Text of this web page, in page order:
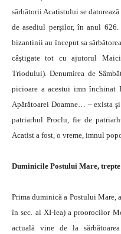
sărbătorii Acatistului se
de asediul perşilor, în anul 626.
bizantinii au început sa
câştigate tot cu ajutorul
Triodului). Denumirea de
picioare a acestui imn închinat
Apărătoarei Doamne… – exista
patriarhul Proclu, fie de
Acatist a fost, o vreme, imnul
Duminicile Postului Mare,
Prima duminică a Postului Mare,
în sec. al XI-lea) a proorocilor
actuală vine de la